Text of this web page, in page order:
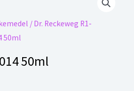
/ Dr. Reckeweg R1-
50ml
50ml